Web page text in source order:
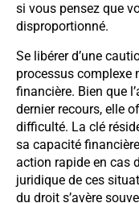
si vous pensez que
disproportionné.
Se libérer d’une
processus complexe
financière. Bien que
dernier recours, elle
difficulté. La clé
sa capacité
action rapide en cas
juridique de ces
du droit s’avère